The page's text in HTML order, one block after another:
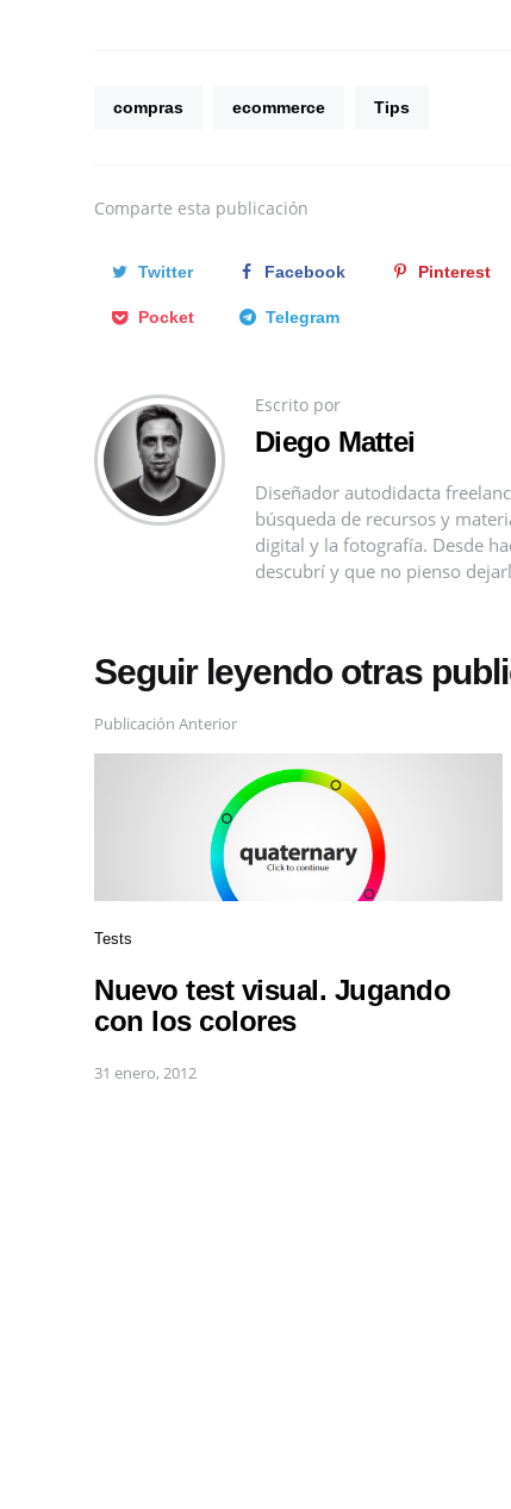
compras ecommerce Tips
Comparte esta publicación
Twitter Facebook Pinterest
Pocket Telegram
Escrito por
Diego Mattei
Diseñador autodidacta
búsqueda de recursos y
digital y la fotografía. Desde
descubrí y que no pienso
Seguir leyendo otras
Publicación Anterior
Tests
Nuevo test visual. Jugando
con los colores
31 enero, 2012